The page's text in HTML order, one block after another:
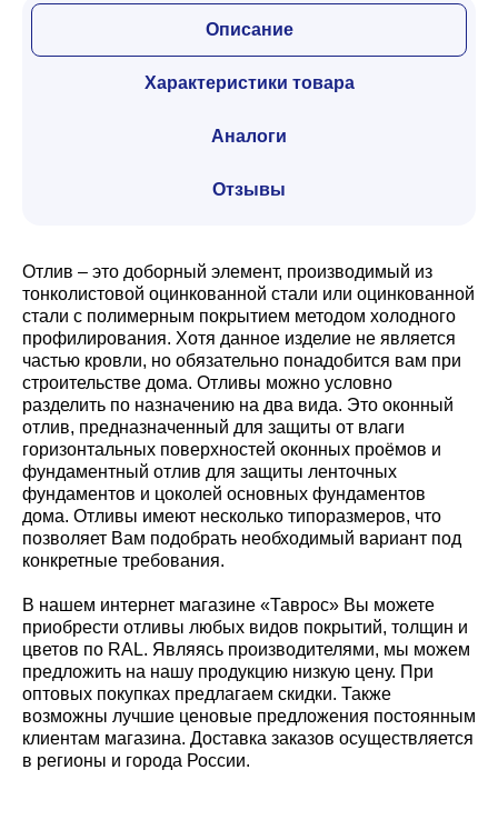
Описание
Характеристики товара
Аналоги
Отзывы
Отлив – это доборный элемент, производимый из
тонколистовой оцинкованной стали или оцинкованной
стали с полимерным покрытием методом холодного
профилирования. Хотя данное изделие не является
частью кровли, но обязательно понадобится вам при
строительстве дома. Отливы можно условно
разделить по назначению на два вида. Это оконный
отлив, предназначенный для защиты от влаги
горизонтальных поверхностей оконных проёмов и
фундаментный отлив для защиты ленточных
фундаментов и цоколей основных фундаментов
дома. Отливы имеют несколько типоразмеров, что
позволяет Вам подобрать необходимый вариант под
конкретные требования.
В нашем интернет магазине «Таврос» Вы можете
приобрести отливы любых видов покрытий, толщин и
цветов по RAL. Являясь производителями, мы можем
предложить на нашу продукцию низкую цену. При
оптовых покупках предлагаем скидки. Также
возможны лучшие ценовые предложения постоянным
клиентам магазина. Доставка заказов осуществляется
в регионы и города России.